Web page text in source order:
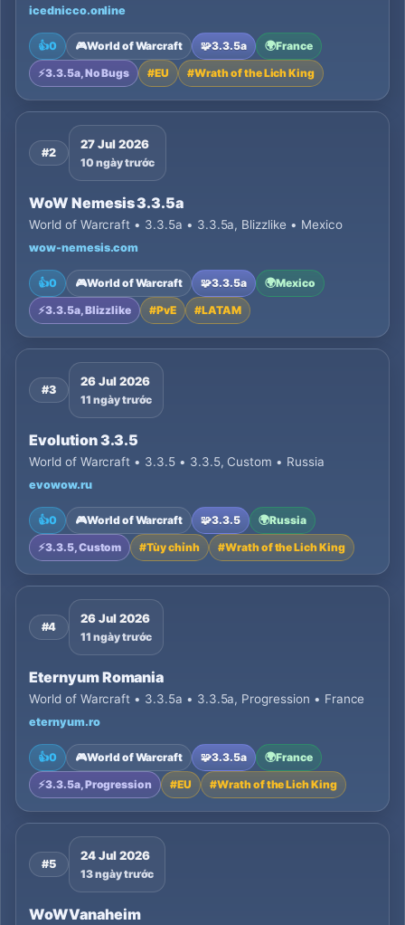
icednicco.online
👍0 🎮World of Warcraft 🧩3.3.5a 🌍France
⚡3.3.5a, No Bugs #EU #Wrath of the Lich King
#2
27 Jul 2026
10 ngày trước
WoW Nemesis 3.3.5a
World of Warcraft • 3.3.5a • 3.3.5a, Blizzlike • Mexico
wow-nemesis.com
👍0 🎮World of Warcraft 🧩3.3.5a 🌍Mexico
⚡3.3.5a, Blizzlike #PvE #LATAM
#3
26 Jul 2026
11 ngày trước
Evolution 3.3.5
World of Warcraft • 3.3.5 • 3.3.5, Custom • Russia
evowow.ru
👍0 🎮World of Warcraft 🧩3.3.5 🌍Russia
⚡3.3.5, Custom #Tùy chỉnh #Wrath of the Lich King
#4
26 Jul 2026
11 ngày trước
Eternyum Romania
World of Warcraft • 3.3.5a • 3.3.5a, Progression • France
eternyum.ro
👍0 🎮World of Warcraft 🧩3.3.5a 🌍France
⚡3.3.5a, Progression #EU #Wrath of the Lich King
#5
24 Jul 2026
13 ngày trước
WoWVanaheim